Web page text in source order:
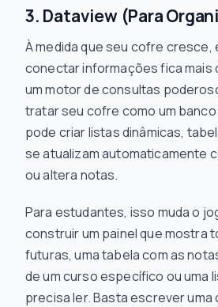
3. Dataview (Para
À medida que seu cofre cresce,
conectar informações fica mais
um motor de consultas
tratar seu cofre como um banco
pode criar listas dinâmicas,
se atualizam automaticamente
ou altera notas.
Para estudantes, isso muda o
construir um painel que mostra
futuras, uma tabela com as
de um curso específico ou uma
precisa ler. Basta escrever uma